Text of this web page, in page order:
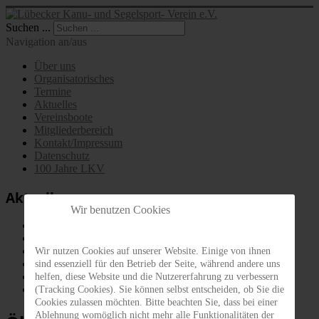
Suchen ...
Navigation an/aus
Über uns
Organisatorisches
Termine
Aktuelles
Vereinsboote
Mitgliederbereich
Kontakt/Impressum
Datenschutz
100 Jahre LKV
Aktuelles
Jugendsegelgruppe
Kanuwandergruppe
Kanurennsportgruppe
Angelgruppe
Wir benutzen Cookies
Wir nutzen Cookies auf unserer Website. Einige von ihnen
sind essenziell für den Betrieb der Seite, während andere uns
helfen, diese Website und die Nutzererfahrung zu verbessern
(Tracking Cookies). Sie können selbst entscheiden, ob Sie die
Cookies zulassen möchten. Bitte beachten Sie, dass bei einer
Ablehnung womöglich nicht mehr alle Funktionalitäten der